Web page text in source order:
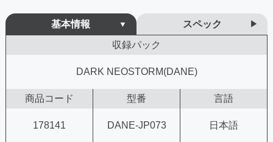
基本情報
スペック
収録パック
DARK NEOSTORM(DANE)
商品コード 型番 言語
178141 DANE-JP073 日本語